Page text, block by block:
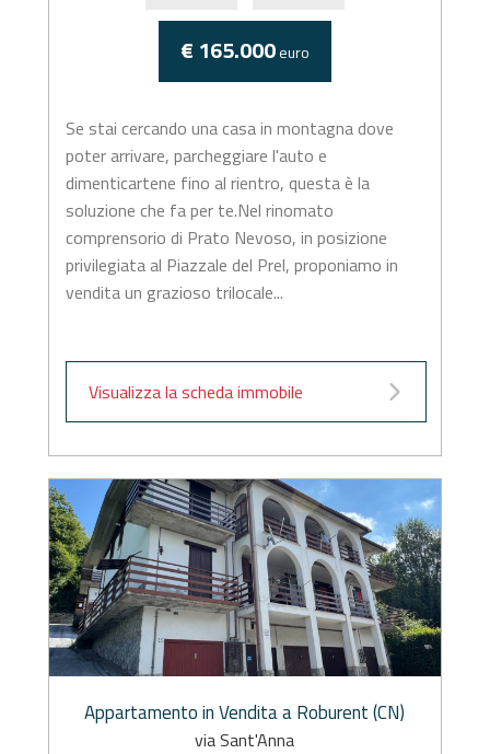
€ 165.000euro
Se stai cercando una casa in montagna dove
poter arrivare, parcheggiare l'auto e
dimenticartene fino al rientro, questa è la
soluzione che fa per te.Nel rinomato
comprensorio di Prato Nevoso, in posizione
privilegiata al Piazzale del Prel, proponiamo in
vendita un grazioso trilocale...
Visualizza la scheda immobile
Appartamento in Vendita a Roburent (CN)
via Sant'Anna